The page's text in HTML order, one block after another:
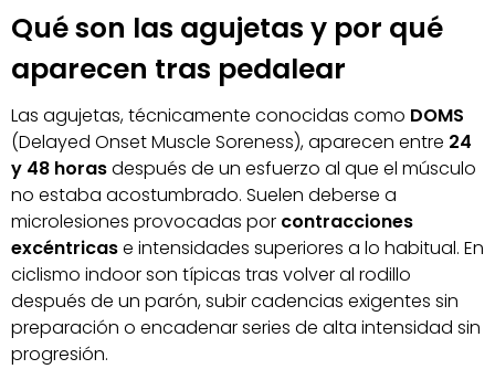
Qué son las agujetas y por qué
aparecen tras pedalear
Las agujetas, técnicamente conocidas como DOMS
(Delayed Onset Muscle Soreness), aparecen entre 24
y 48 horasdespués de un esfuerzo al que el músculo
no estaba acostumbrado. Suelen deberse a
microlesiones provocadas por contracciones
excéntricase intensidades superiores a lo habitual. En
ciclismo indoor son típicas tras volver al rodillo
después de un parón, subir cadencias exigentes sin
preparación o encadenar series de alta intensidad sin
progresión.